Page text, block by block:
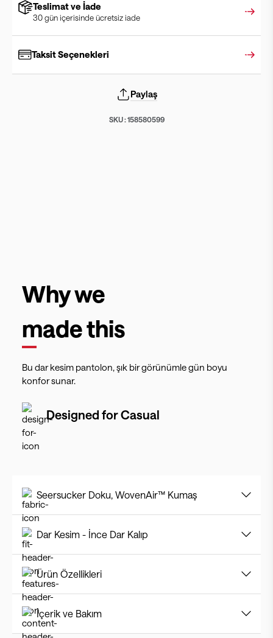
Teslimat ve İade
30 gün içerisinde ücretsiz iade
Taksit Seçenekleri
Paylaş
SKU :158580599
Why we
made this
Bu dar kesim pantolon, şık bir görünümle gün boyu
konfor sunar.
Designed forCasual
Seersucker Doku, WovenAir™ Kumaş
Dar Kesim - İnce Dar Kalıp
Ürün Özellikleri
İçerik ve Bakım